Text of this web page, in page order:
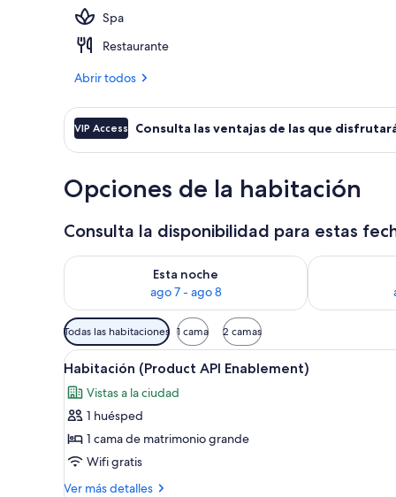
Spa
Restaurante
Abrir todos
VIP Access Consulta las ventajas de las que
Opciones de la habitación
Consulta la disponibilidad para estas
Esta noche
ago 7 - ago 8
Consulta la disponibilidad para esta noche, ago 7 -
Consulta la
Filtros
disponibles
para
las
habitaciones
Todas las habitaciones 1 cama 2 camas
Abrir
todas
las
fotos
de
Habitación
(Product
Habitación de hotel con una
4
Habitación (Product API Enablement)
Vistas a la ciudad
1 huésped
1 cama de matrimonio grande
Wifi gratis
Ver más detalles
Más